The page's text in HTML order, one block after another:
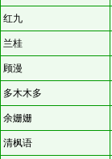
红九
兰桂
顾漫
多木木多
余姗姗
清枫语